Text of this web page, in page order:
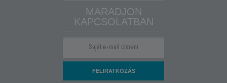
MARADJON
KAPCSOLATBAN